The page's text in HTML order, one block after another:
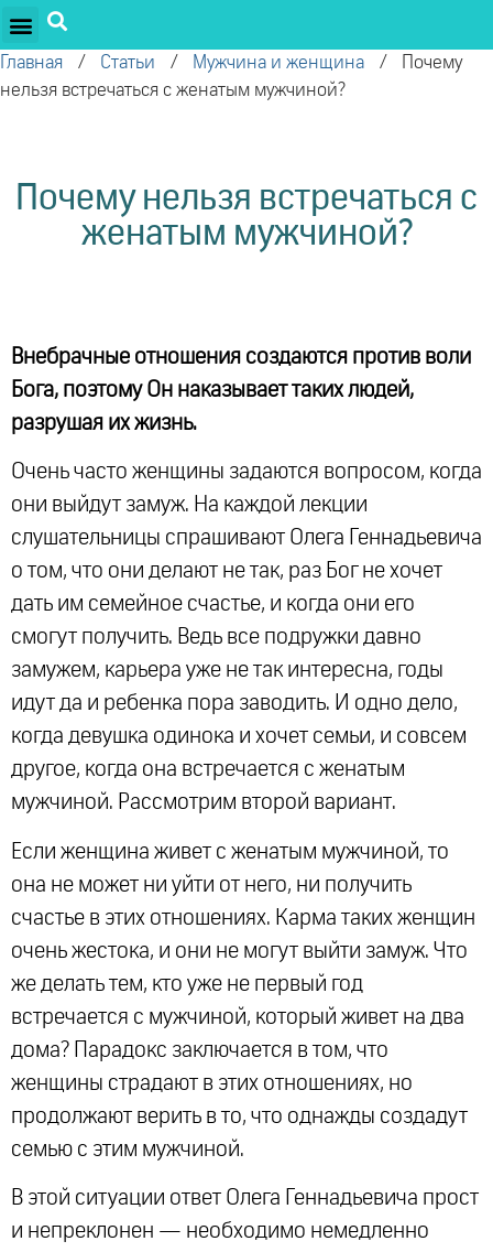
Главная / Статьи / Мужчина и женщина /
​Почему
нельзя встречаться с женатым мужчиной?
​Почему нельзя встречаться с
женатым мужчиной?
Внебрачные отношения создаются против воли
Бога, поэтому Он наказывает таких людей,
разрушая их жизнь.
Очень часто женщины задаются вопросом, когда
они выйдут замуж. На каждой лекции
слушательницы спрашивают Олега Геннадьевича
о том, что они делают не так, раз Бог не хочет
дать им семейное счастье, и когда они его
смогут получить. Ведь все подружки давно
замужем, карьера уже не так интересна, годы
идут да и ребенка пора заводить. И одно дело,
когда девушка одинока и хочет семьи, и совсем
другое, когда она встречается с женатым
мужчиной. Рассмотрим второй вариант.
Если женщина живет с женатым мужчиной, то
она не может ни уйти от него, ни получить
счастье в этих отношениях. Карма таких женщин
очень жестока, и они не могут выйти замуж. Что
же делать тем, кто уже не первый год
встречается с мужчиной, который живет на два
дома? Парадокс заключается в том, что
женщины страдают в этих отношениях, но
продолжают верить в то, что однажды создадут
семью с этим мужчиной.
В этой ситуации ответ Олега Геннадьевича прост
и непреклонен — необходимо немедленно